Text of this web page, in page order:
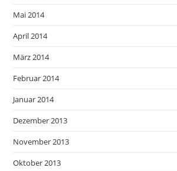
Mai 2014
April 2014
März 2014
Februar 2014
Januar 2014
Dezember 2013
November 2013
Oktober 2013